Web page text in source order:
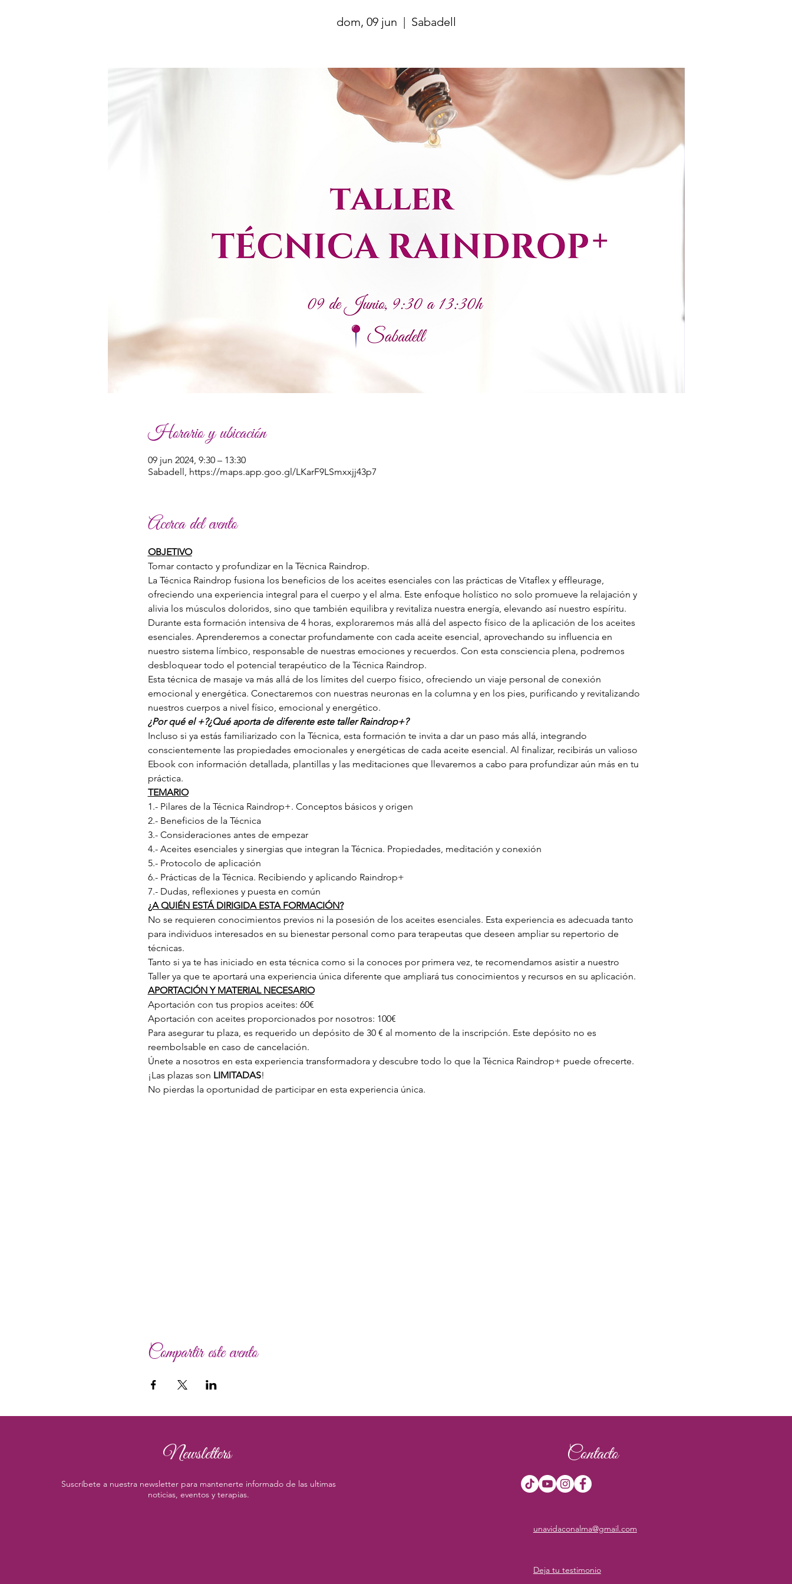
dom, 09 jun
  |
Sabadell
Horario y ubicación
09 jun 2024, 9:30 – 13:30
Sabadell, https://maps.app.goo.gl/LKarF9LSmxxjj43p7
Acerca del evento
OBJETIVO
Tomar contacto y profundizar en la Técnica Raindrop.
La Técnica Raindrop fusiona los beneficios de los aceites esenciales con las prácticas de Vitaflex y effleurage,
ofreciendo una experiencia integral para el cuerpo y el alma. Este enfoque holístico no solo promueve la relajación y
alivia los músculos doloridos, sino que también equilibra y revitaliza nuestra energía, elevando así nuestro espíritu.
Durante esta formación intensiva de 4 horas, exploraremos más allá del aspecto físico de la aplicación de los aceites
esenciales. Aprenderemos a conectar profundamente con cada aceite esencial, aprovechando su influencia en
nuestro sistema límbico, responsable de nuestras emociones y recuerdos. Con esta consciencia plena, podremos
desbloquear todo el potencial terapéutico de la Técnica Raindrop.
Esta técnica de masaje va más allá de los límites del cuerpo físico, ofreciendo un viaje personal de conexión
emocional y energética. Conectaremos con nuestras neuronas en la columna y en los pies, purificando y revitalizando
nuestros cuerpos a nivel físico, emocional y energético.
¿Por qué el +?¿Qué aporta de diferente este taller Raindrop+?
Incluso si ya estás familiarizado con la Técnica, esta formación te invita a dar un paso más allá, integrando
conscientemente las propiedades emocionales y energéticas de cada aceite esencial. Al finalizar, recibirás un valioso
Ebook con información detallada, plantillas y las meditaciones que llevaremos a cabo para profundizar aún más en tu
práctica.
TEMARIO
1.- Pilares de la Técnica Raindrop+. Conceptos básicos y origen
2.- Beneficios de la Técnica
3.- Consideraciones antes de empezar
4.- Aceites esenciales y sinergias que integran la Técnica. Propiedades, meditación y conexión
5.- Protocolo de aplicación
6.- Prácticas de la Técnica. Recibiendo y aplicando Raindrop+
7.- Dudas, reflexiones y puesta en común
¿A QUIÉN ESTÁ DIRIGIDA ESTA FORMACIÓN?
No se requieren conocimientos previos ni la posesión de los aceites esenciales. Esta experiencia es adecuada tanto
para individuos interesados en su bienestar personal como para terapeutas que deseen ampliar su repertorio de
técnicas.
Tanto si ya te has iniciado en esta técnica como si la conoces por primera vez, te recomendamos asistir a nuestro
Taller ya que te aportará una experiencia única diferente que ampliará tus conocimientos y recursos en su aplicación.
APORTACIÓN Y MATERIAL NECESARIO
Aportación con tus propios aceites: 60€
Aportación con aceites proporcionados por nosotros: 100€
Para asegurar tu plaza, es requerido un depósito de 30 € al momento de la inscripción. Este depósito no es
reembolsable en caso de cancelación.
Únete a nosotros en esta experiencia transformadora y descubre todo lo que la Técnica Raindrop+ puede ofrecerte.
¡Las plazas son LIMITADAS!
No pierdas la oportunidad de participar en esta experiencia única.
Compartir este evento
Newsletters
Suscríbete a nuestra newsletter para mantenerte informado de las ultimas
noticias, eventos y terapias.
Contacto
unavidaconalma@gmail.com
Deja tu testimonio